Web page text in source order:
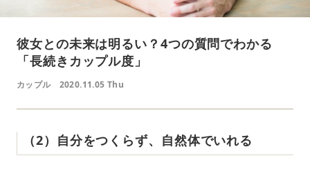
彼女との未来は明るい？4つの質問でわかる
「長続きカップル度」
カップル 2020.11.05 Thu
（2）自分をつくらず、自然体でいれる